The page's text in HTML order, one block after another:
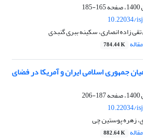
165-185
10.22034/
زاده انصاری، سکینه ببری گنبدی
784.44 K
جمهوری اسلامی ایران و آمریکا در فضای
187-206
10.22034/
زهره پوستین چی
882.64 K